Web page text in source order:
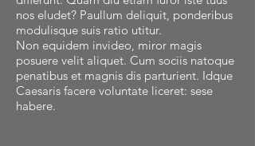
nos eludet? Paullum deliquit, ponderibus
modulisque suis ratio utitur.
Non equidem invideo, miror magis
posuere velit aliquet. Cum sociis natoque
penatibus et magnis dis parturient. Idque
Caesaris facere voluntate liceret: sese
habere.